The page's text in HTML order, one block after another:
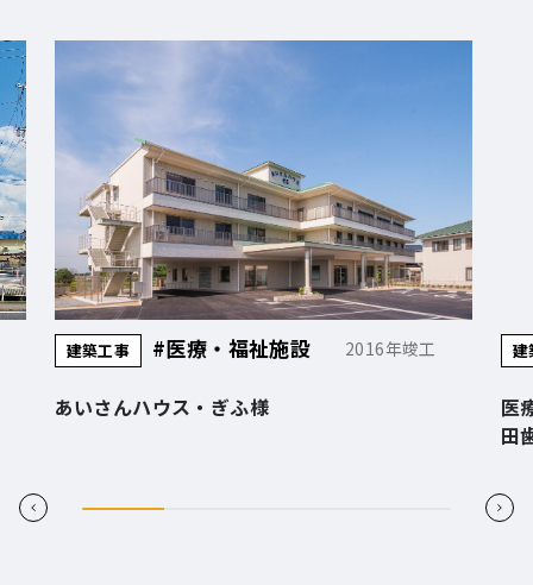
医療・福祉施設 2016年竣工
ス・ぎふ様
建築工事 #医療・
医療法人寺田会